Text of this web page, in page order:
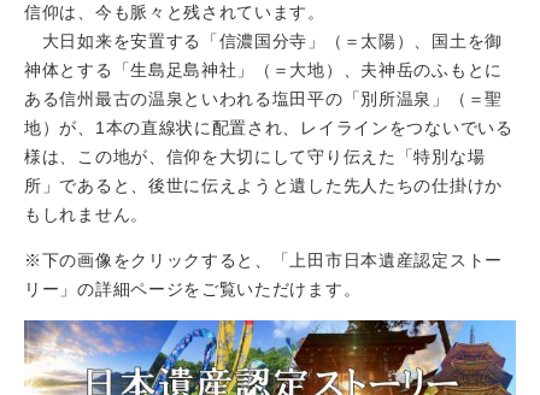
信仰は、今も脈々と残されています。
大日如来を安置する「信濃国分寺」（＝太陽）、国土を御
神体とする「生島足島神社」（＝大地）、夫神岳のふもとに
ある信州最古の温泉といわれる塩田平の「別所温泉」（＝聖
地）が、1本の直線状に配置され、レイラインをつないでいる
様は、この地が、信仰を大切にして守り伝えた「特別な場
所」であると、後世に伝えようと遺した先人たちの仕掛けか
もしれません。
※下の画像をクリックすると、「上田市日本遺産認定ストー
リー」の詳細ページをご覧いただけます。